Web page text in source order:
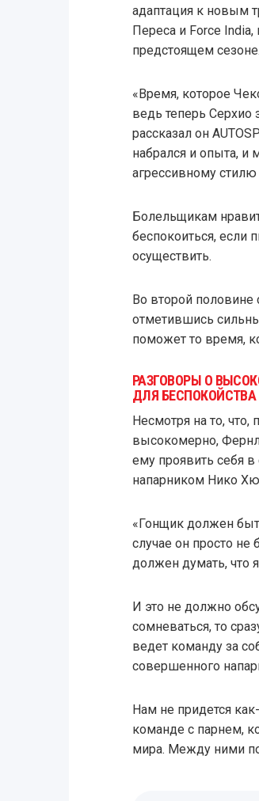
адаптация к новым
Переса и Force
предстоящем сезоне.
«Время, которое
ведь теперь Серхио
рассказал он
набрался и опыта, и
агрессивному
Болельщикам
беспокоиться, если
осуществить.
Во второй половине
отметившись
поможет то время,
РАЗГОВОРЫ О
ДЛЯ БЕСПОКОЙСТВА
Несмотря на то,
высокомерно,
ему проявить себя
напарником Нико
«Гонщик должен
случае он просто не
должен думать, что
И это не должно
сомневаться, то
ведет команду за
совершенного
Нам не придется
команде с парнем,
мира. Между ними